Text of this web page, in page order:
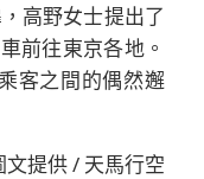
高野女士提出了
前往東京各地。
客之間的偶然邂
文提供 / 天馬行空